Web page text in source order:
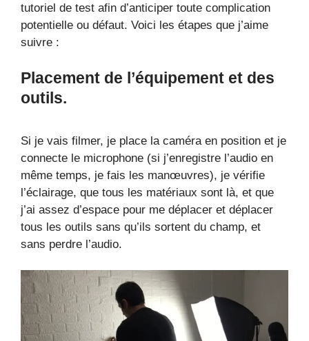
tutoriel de test afin d’anticiper toute complication
potentielle ou défaut. Voici les étapes que j’aime
suivre :
Placement de l’équipement et des
outils.
Si je vais filmer, je place la caméra en position et je
connecte le microphone (si j’enregistre l’audio en
même temps, je fais les manœuvres), je vérifie
l’éclairage, que tous les matériaux sont là, et que
j’ai assez d’espace pour me déplacer et déplacer
tous les outils sans qu’ils sortent du champ, et
sans perdre l’audio.